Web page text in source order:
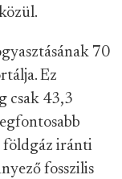
70
Ez
csak 43,3
földgáz iránti
fosszilis